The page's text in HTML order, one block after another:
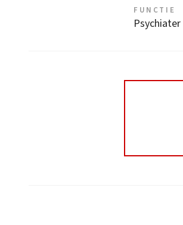
FUNCTIE
Psychiater